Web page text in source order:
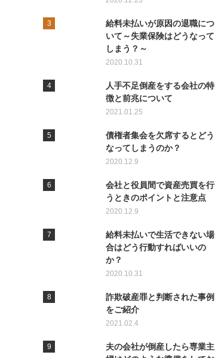
給料未払いが原因の退職につ
いて～失業保険はどうなって
しまう？～
2020.10.31
人手不足倒産をする会社の特
徴と前兆について
2021.01.25
債権者集会を欠席するとどう
なってしまうのか？
2020.12.9
会社と役員間で資産売買を行
うときのポイントと注意点
2020.12.9
給料未払いで生活できない場
合はどう行動すればいいの
か？
2020.10.31
詐欺破産罪と判断された事例
をご紹介
2021.02.4
夫の会社が倒産したら専業主